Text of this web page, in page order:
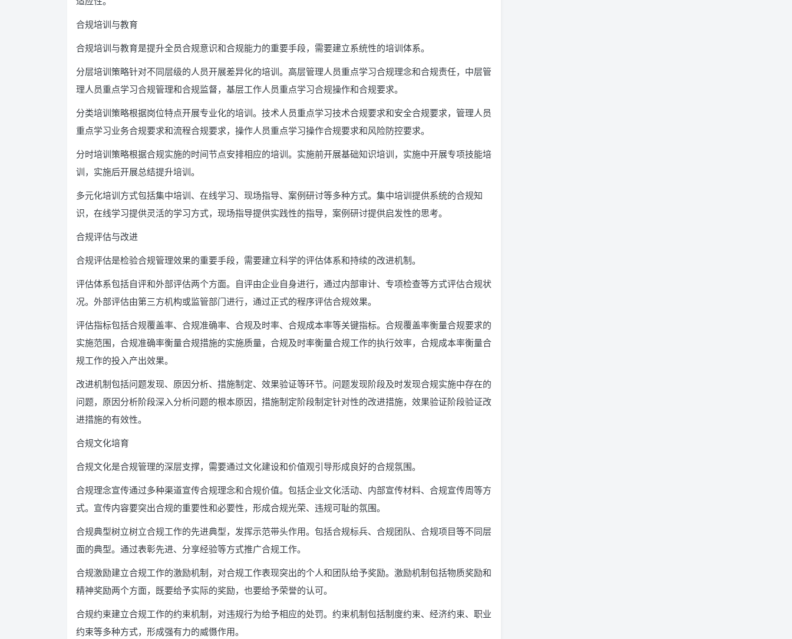
合规培训与教育
合规培训与教育是提升全员合规意识和合规能力的重要手段，需要建立系统性的培训体系。
分层培训策略针对不同层级的人员开展差异化的培训。高层管理人员重点学习合规理念和合规责任，中层管
理人员重点学习合规管理和合规监督，基层工作人员重点学习合规操作和合规要求。
分类培训策略根据岗位特点开展专业化的培训。技术人员重点学习技术合规要求和安全合规要求，管理人员
重点学习业务合规要求和流程合规要求，操作人员重点学习操作合规要求和风险防控要求。
分时培训策略根据合规实施的时间节点安排相应的培训。实施前开展基础知识培训，实施中开展专项技能培
训，实施后开展总结提升培训。
多元化培训方式包括集中培训、在线学习、现场指导、案例研讨等多种方式。集中培训提供系统的合规知
识，在线学习提供灵活的学习方式，现场指导提供实践性的指导，案例研讨提供启发性的思考。
合规评估与改进
合规评估是检验合规管理效果的重要手段，需要建立科学的评估体系和持续的改进机制。
评估体系包括自评和外部评估两个方面。自评由企业自身进行，通过内部审计、专项检查等方式评估合规状
况。外部评估由第三方机构或监管部门进行，通过正式的程序评估合规效果。
评估指标包括合规覆盖率、合规准确率、合规及时率、合规成本率等关键指标。合规覆盖率衡量合规要求的
实施范围，合规准确率衡量合规措施的实施质量，合规及时率衡量合规工作的执行效率，合规成本率衡量合
规工作的投入产出效果。
改进机制包括问题发现、原因分析、措施制定、效果验证等环节。问题发现阶段及时发现合规实施中存在的
问题，原因分析阶段深入分析问题的根本原因，措施制定阶段制定针对性的改进措施，效果验证阶段验证改
进措施的有效性。
合规文化培育
合规文化是合规管理的深层支撑，需要通过文化建设和价值观引导形成良好的合规氛围。
合规理念宣传通过多种渠道宣传合规理念和合规价值。包括企业文化活动、内部宣传材料、合规宣传周等方
式。宣传内容要突出合规的重要性和必要性，形成合规光荣、违规可耻的氛围。
合规典型树立树立合规工作的先进典型，发挥示范带头作用。包括合规标兵、合规团队、合规项目等不同层
面的典型。通过表彰先进、分享经验等方式推广合规工作。
合规激励建立合规工作的激励机制，对合规工作表现突出的个人和团队给予奖励。激励机制包括物质奖励和
精神奖励两个方面，既要给予实际的奖励，也要给予荣誉的认可。
合规约束建立合规工作的约束机制，对违规行为给予相应的处罚。约束机制包括制度约束、经济约束、职业
约束等多种方式，形成强有力的威慑作用。